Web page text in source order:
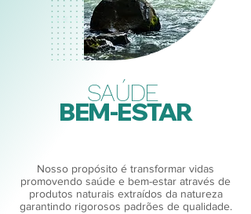
SAÚDE
BEM-ESTAR
Nosso propósito é transformar vidas
promovendo saúde e bem-estar através de
produtos naturais extraídos da natureza
garantindo rigorosos padrões de qualidade.